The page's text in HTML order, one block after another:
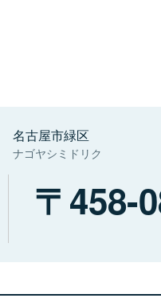
名古屋市緑区
ナゴヤシミドリク
458-